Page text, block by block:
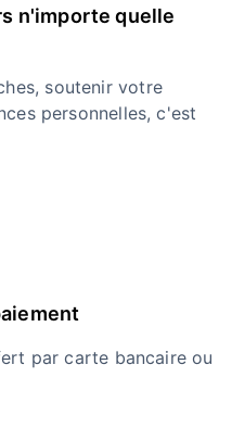
n'importe quelle
soutenir votre
personnelles, c'est
par carte bancaire ou